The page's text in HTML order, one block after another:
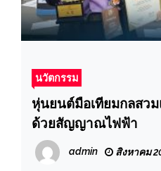
นวัตกรรม
หุ่นยนต์มือเทียมกลสว
ด้วยสัญญาณไฟฟ้า
admin สิงหาคม